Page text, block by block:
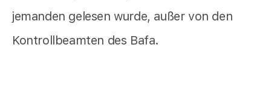
jemanden gelesen wurde, außer von den
Kontrollbeamten des Bafa.